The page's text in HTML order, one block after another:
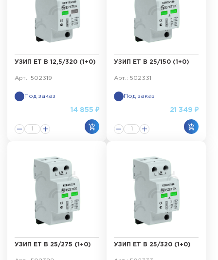
УЗИП ET B 12,5/320 (1+0)
Арт.: 502319
Под заказ
14 855 ₽
УЗИП ET B 25/150 (1+0)
Арт.: 502331
Под заказ
21 349 ₽
УЗИП ET B 25/275 (1+0) УЗИП ET B 25/320 (1+0)